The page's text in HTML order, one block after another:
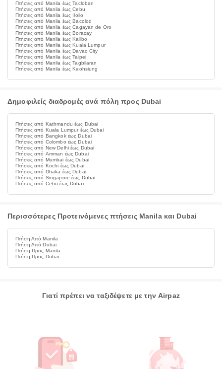
Πτήσεις από Manila έως Tacloban
Πτήσεις από Manila έως Cebu
Πτήσεις από Manila έως Iloilo
Πτήσεις από Manila έως Bacolod
Πτήσεις από Manila έως Cagayan de Oro
Πτήσεις από Manila έως Boracay
Πτήσεις από Manila έως Kalibo
Πτήσεις από Manila έως Kuala Lumpur
Πτήσεις από Manila έως Davao City
Πτήσεις από Manila έως Taipei
Πτήσεις από Manila έως Tagbilaran
Πτήσεις από Manila έως Kaohsiung
Δημοφιλείς διαδρομές ανά πόλη προς Dubai
Πτήσεις από Kathmandu έως Dubai
Πτήσεις από Kuala Lumpur έως Dubai
Πτήσεις από Bangkok έως Dubai
Πτήσεις από Colombo έως Dubai
Πτήσεις από New Delhi έως Dubai
Πτήσεις από Amman έως Dubai
Πτήσεις από Mumbai έως Dubai
Πτήσεις από Kochi έως Dubai
Πτήσεις από Dhaka έως Dubai
Πτήσεις από Singapore έως Dubai
Πτήσεις από Cebu έως Dubai
Περισσότερες Προτεινόμενες πτήσεις Manila και Dubai
Πτήση Από Manila
Πτήση Από Dubai
Πτήση Προς Manila
Πτήση Προς Dubai
Γιατί πρέπει να ταξιδέψετε με την Airpaz